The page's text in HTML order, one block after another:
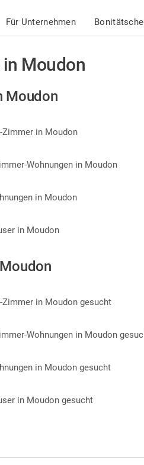
Für Unternehmen
Moudon
Moudon
Zimmer in Moudon
Wohnungen in Moudon
in Moudon
in Moudon
Zimmer in Moudon gesucht
Wohnungen in Moudon
in Moudon gesucht
in Moudon gesucht